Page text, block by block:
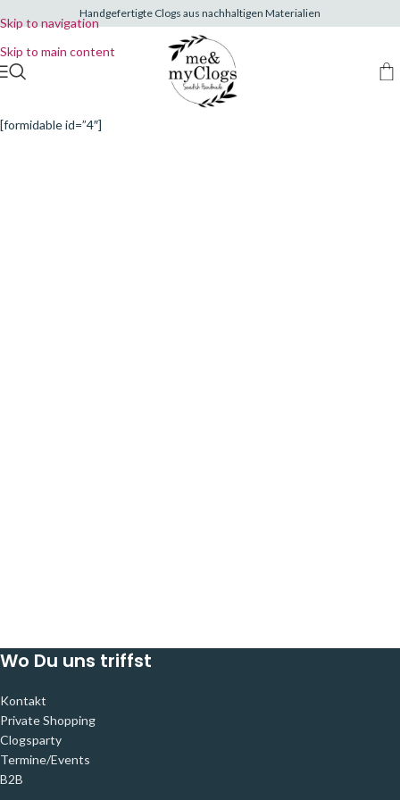
Skip to navigation
Skip to main content
Handgefertigte Clogs aus nachhaltigen Materialien
[formidable id=”4″]
Wo Du uns triffst
Kontakt
Private Shopping
Clogsparty
Termine/Events
B2B